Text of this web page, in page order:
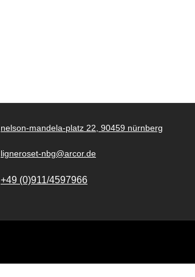
nelson-mandela-platz 22, 90459 nürnberg
ligneroset-nbg@arcor.de
+49 (0)911/4597966